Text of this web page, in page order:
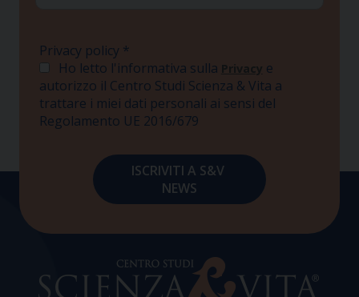
Privacy policy *
Ho letto l'informativa sulla Privacy e
autorizzo il Centro Studi Scienza & Vita a
trattare i miei dati personali ai sensi del
Regolamento UE 2016/679